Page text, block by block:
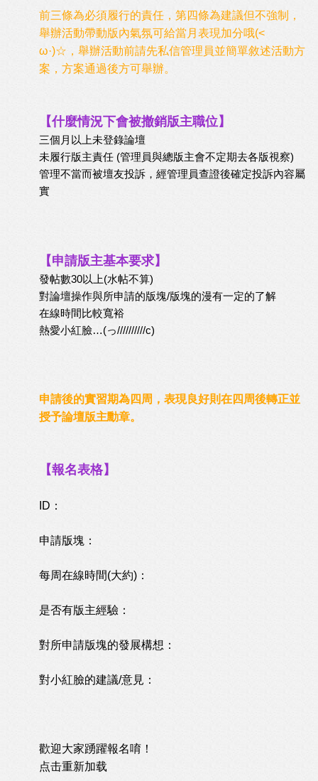
前三條為必須履行的責任，第四條為建議但不強制，
舉辦活動帶動版內氣氛可給當月表現加分哦(<ゝ
ω·)☆，舉辦活動前請先私信管理員並簡單敘述活動方
案，方案通過後方可舉辦。
【什麼情況下會被撤銷版主職位】
三個月以上未登錄論壇
未履行版主責任 (管理員與總版主會不定期去各版視察)
管理不當而被壇友投訴，經管理員查證後確定投訴內容屬
實
【申請版主基本要求】
發帖數30以上(水帖不算)
對論壇操作與所申請的版塊/版塊的漫有一定的了解
在線時間比較寬裕
熱愛小紅臉…(っ//////////c)
申請後的實習期為四周，表現良好則在四周後轉正並
授予論壇版主勳章。
【報名表格】
ID：
申請版塊：
每周在線時間(大約)：
是否有版主經驗：
對所申請版塊的發展構想：
對小紅臉的建議/意見：
歡迎大家踴躍報名唷！
点击重新加载